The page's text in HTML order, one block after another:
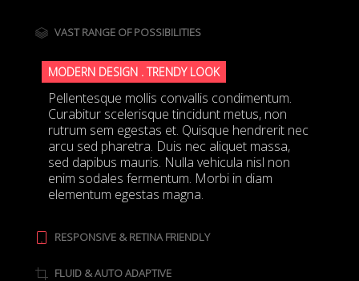
VAST RANGE OF POSSIBILITIES
MODERN DESIGN . TRENDY LOOK
Pellentesque mollis convallis condimentum.
Curabitur scelerisque tincidunt metus, non
rutrum sem egestas et. Quisque hendrerit nec
arcu sed pharetra. Duis nec aliquet massa,
sed dapibus mauris. Nulla vehicula nisl non
enim sodales fermentum. Morbi in diam
elementum egestas magna.
RESPONSIVE & RETINA FRIENDLY
FLUID & AUTO ADAPTIVE